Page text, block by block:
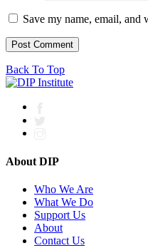
Save my name, email, and
Back To Top
About DIP
Who We Are
What We Do
Support Us
About
Contact Us